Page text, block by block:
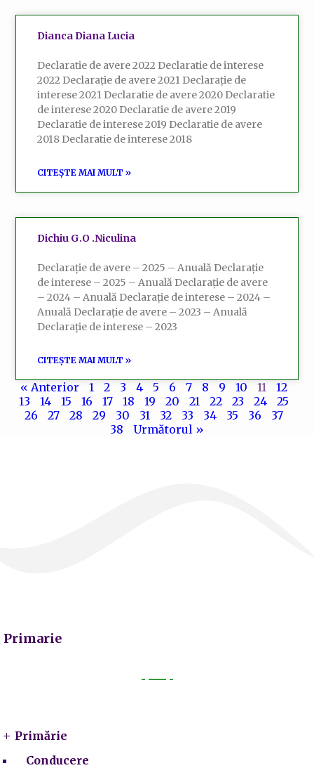
Dianca Diana Lucia
Declaratie de avere 2022 Declaratie de interese
2022 Declarație de avere 2021 Declarație de
interese 2021 Declaratie de avere 2020 Declaratie
de interese 2020 Declaratie de avere 2019
Declaratie de interese 2019 Declaratie de avere
2018 Declaratie de interese 2018
CITEȘTE MAI MULT »
Dichiu G.O .Niculina
Declarație de avere – 2025 – Anuală Declarație
de interese – 2025 – Anuală Declarație de avere
– 2024 – Anuală Declarație de interese – 2024 –
Anuală Declarație de avere – 2023 – Anuală
Declarație de interese – 2023
CITEȘTE MAI MULT »
« Anterior 1 2 3 4 5 6 7 8 9 10 11
12
13
14 15 16 17 18 19 20 21 22 23 24
25
26
27 28 29 30 31 32 33 34 35 36
37
38
Următorul »
Primarie
Primărie
Conducere